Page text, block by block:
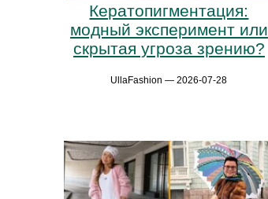
Кератопигментация:
модный эксперимент или
скрытая угроза зрению?
UllaFashion — 2026-07-28